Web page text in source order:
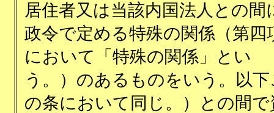
居住者又は当該内国法人との間
政令で定める特殊の関係（第四
において「特殊の関係」とい
う。）のあるものをいう。以下
の条において同じ。）との間で